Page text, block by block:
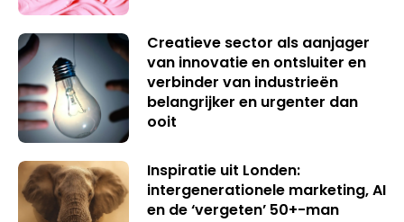
Creatieve sector als aanjager
van innovatie en ontsluiter en
verbinder van industrieën
belangrijker en urgenter dan
ooit
Inspiratie uit Londen:
intergenerationele marketing, AI
en de ‘vergeten’ 50+-man